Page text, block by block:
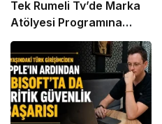
Tek Rumeli Tv’de Marka
Atölyesi Programına
Konuk Oldu